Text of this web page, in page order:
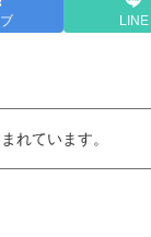
LINE
れています。